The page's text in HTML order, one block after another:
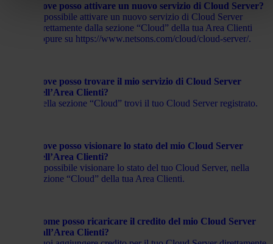
Dove posso attivare un nuovo servizio di Cloud Server?
È possibile attivare un nuovo servizio di Cloud Server
direttamente dalla sezione “Cloud” della tua Area Clienti
oppure su https://www.netsons.com/cloud/cloud-server/.
Dove posso trovare il mio servizio di Cloud Server
nell’Area Clienti?
Nella sezione “Cloud” trovi il tuo Cloud Server registrato.
Dove posso visionare lo stato del mio Cloud Server
nell’Area Clienti?
È possibile visionare lo stato del tuo Cloud Server, nella
sezione “Cloud” della tua Area Clienti.
Come posso ricaricare il credito del mio Cloud Server
dall’Area Clienti?